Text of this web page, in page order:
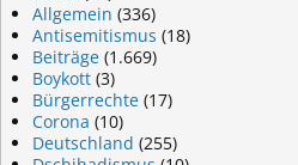
Allgemein (336)
Antisemitismus (18)
Beiträge (1.669)
Boykott (3)
Bürgerrechte (17)
Corona (10)
Deutschland (255)